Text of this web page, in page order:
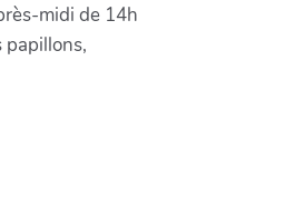
midi de 14h
papillons,